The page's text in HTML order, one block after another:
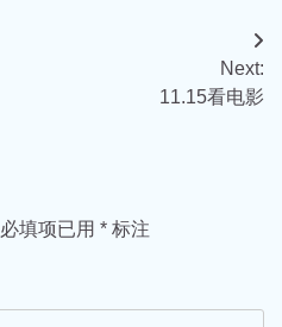
Next:
11.15看电影
必填项已用 * 标注